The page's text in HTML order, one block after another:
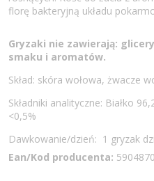
florę bakteryjną układu
Gryzaki nie zawierają:
smaku i aromatów.
Skład: skóra wołowa, żwacze
Składniki analityczne: Białko
<0,5%
Dawkowanie/dzień: 1 gryzak
Ean/Kod producenta: